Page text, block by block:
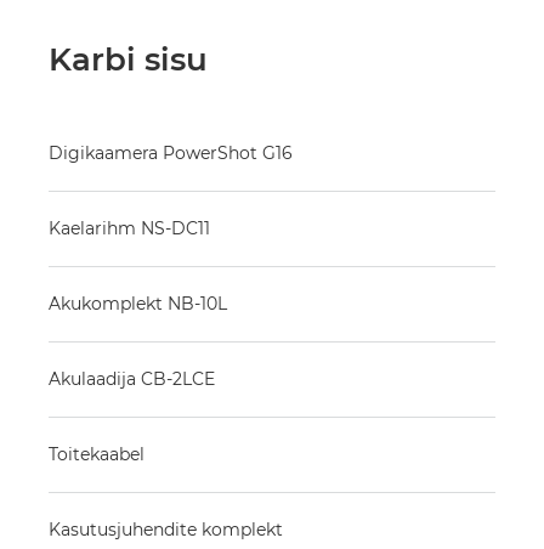
Karbi sisu
Digikaamera PowerShot G16
Kaelarihm NS-DC11
Akukomplekt NB-10L
Akulaadija CB-2LCE
Toitekaabel
Kasutusjuhendite komplekt